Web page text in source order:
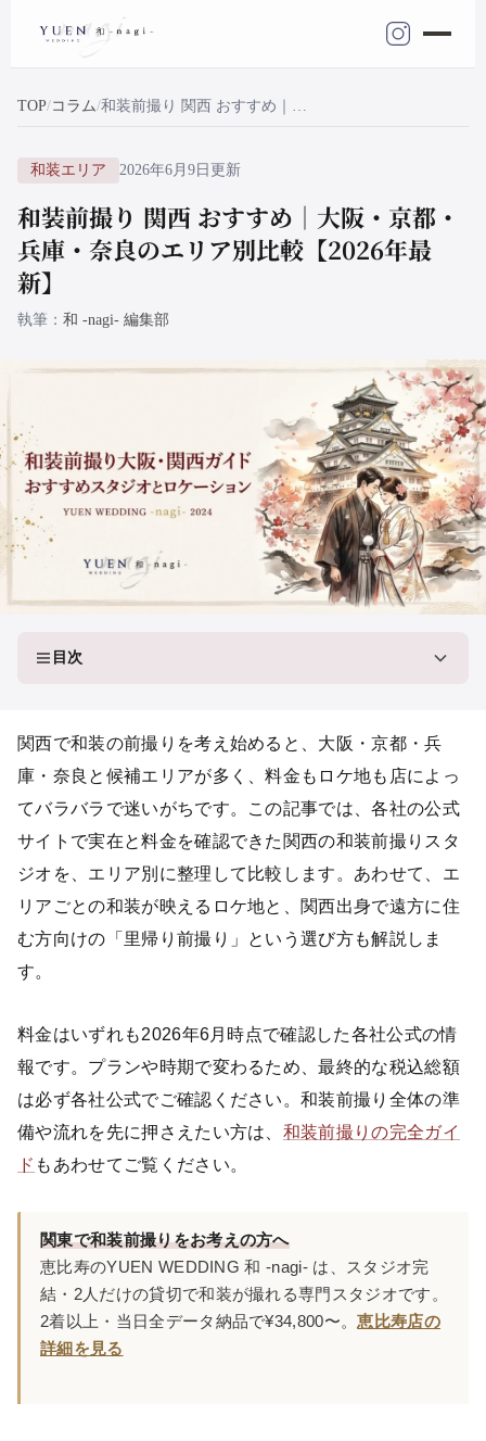
TOP コラム 和装前撮り 関西 おすすめ｜大阪・京都・兵庫・奈良のエリア別比較【2026年最新】
和装エリア 2026年6月9日更新
和装前撮り 関西 おすすめ｜大阪・京都・
兵庫・奈良のエリア別比較【2026年最
新】
執筆 和 -nagi- 編集部
目次
関西で和装の前撮りを考え始めると、大阪・京都・兵
庫・奈良と候補エリアが多く、料金もロケ地も店によっ
てバラバラで迷いがちです。この記事では、各社の公式
サイトで実在と料金を確認できた関西の和装前撮りスタ
ジオを、エリア別に整理して比較します。あわせて、エ
リアごとの和装が映えるロケ地と、関西出身で遠方に住
む方向けの「里帰り前撮り」という選び方も解説しま
す。
料金はいずれも2026年6月時点で確認した各社公式の情
報です。プランや時期で変わるため、最終的な税込総額
は必ず各社公式でご確認ください。和装前撮り全体の準
備や流れを先に押さえたい方は、 和装前撮りの完全ガイ
ド もあわせてご覧ください。
関東で和装前撮りをお考えの方へ
恵比寿のYUEN WEDDING 和 -nagi- は、スタジオ完
結・2人だけの貸切で和装が撮れる専門スタジオです。
2着以上・当日全データ納品で¥34,800〜。恵比寿店の
詳細を見る